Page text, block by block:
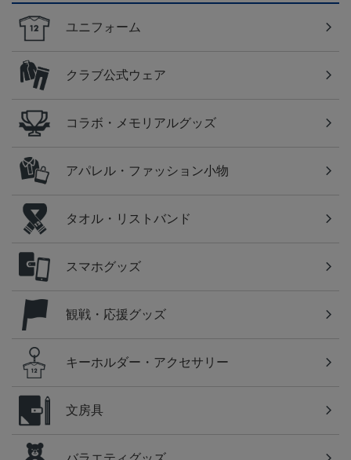
ユニフォーム
クラブ公式ウェア
コラボ・メモリアルグッズ
アパレル・ファッション小物
タオル・リストバンド
スマホグッズ
観戦・応援グッズ
キーホルダー・アクセサリー
文房具